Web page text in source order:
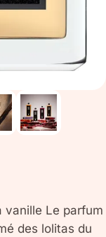
vanille Le parfum
des lolitas du